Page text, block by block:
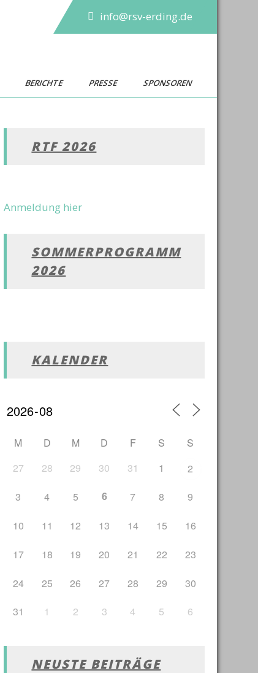
info@rsv-erding.de
BERICHTE PRESSE SPONSOREN
RTF 2026
Anmeldung hier
SOMMERPROGRAMM
2026
KALENDER
M D M D F S
S
27
28 29 30 31 1
2
3
4 5 6 7 8 9
10 11 12 13 14 15 16
17 18 19 20 21 22 23
24 25 26 27 28 29 30
31 1 2 3 4 5 6
NEUSTE BEITRÄGE